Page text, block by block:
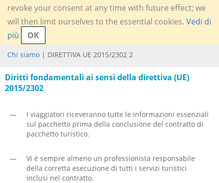
revoke your consent at any time with future effect; we
will then limit ourselves to the essential cookies. Vedi di
più
OK
Chi siamo | DIRETTIVA UE 2015/2302 2
Diritti fondamentali ai sensi della direttiva (UE)
2015/2302
—
I viaggiatori riceveranno tutte le informazioni essenziali
sul pacchetto prima della conclusione del contratto di
pacchetto turistico.
—
Vi è sempre almeno un professionista responsabile
della corretta esecuzione di tutti i servizi turistici
inclusi nel contratto.